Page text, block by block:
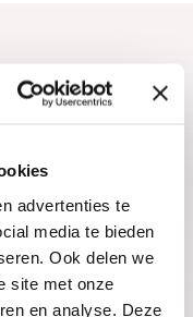
advertenties te
media te bieden
Ook delen we
site met onze
en analyse. Deze